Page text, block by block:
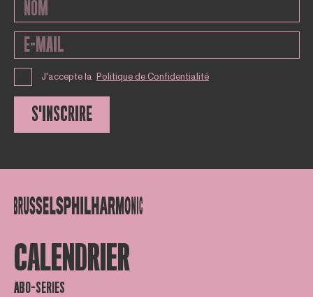
J'accepte la Politique de Confidentialité
S'INSCRIRE
CALENDRIER
ABO-SERIES